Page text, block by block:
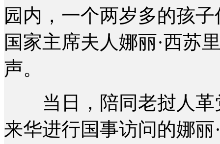
园内，一个两岁多的孩
国家主席夫人娜丽·西苏
声。
当日，陪同老挝人革
来华进行国事访问的娜